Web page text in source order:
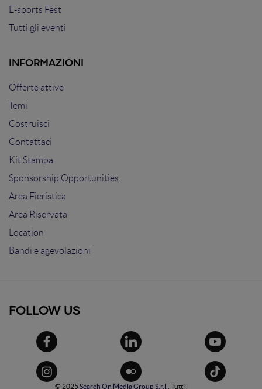
E-sports Fest
Tutti gli eventi
INFORMAZIONI
Offerte attive
Temi
Costruisci
Contattaci
Kit Stampa
Sponsorship Opportunities
Area Fieristica
Area Riservata
Location
Bandi e agevolazioni
FOLLOW US
© 2025 Search On Media Group S.r.l. . Tutti i